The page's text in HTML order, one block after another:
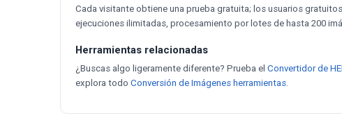
Cada visitante obtiene una prueba gratuita; los usuarios
ejecuciones ilimitadas, procesamiento por lotes de hasta 200
Herramientas relacionadas
¿Buscas algo ligeramente diferente? Prueba el Convertidor de
explora todo Conversión de Imágenes herramientas.